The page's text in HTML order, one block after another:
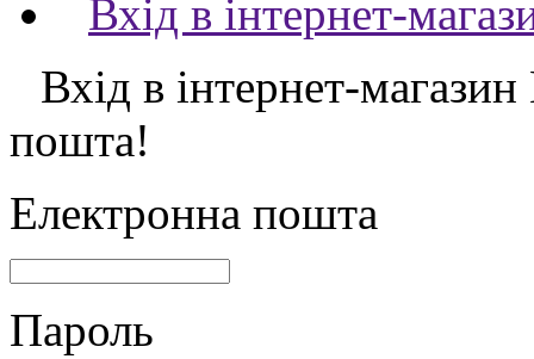
Вхід в інтернет-
Вхід в інтернет-магазин
пошта!
Електронна пошта
Пароль